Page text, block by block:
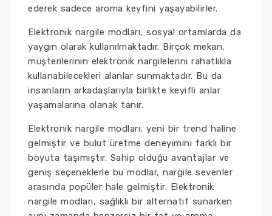
ederek sadece aroma keyfini yaşayabilirler.
Elektronik nargile modları, sosyal ortamlarda da
yaygın olarak kullanılmaktadır. Birçok mekan,
müşterilerinin elektronik nargilelerini rahatlıkla
kullanabilecekleri alanlar sunmaktadır. Bu da
insanların arkadaşlarıyla birlikte keyifli anlar
yaşamalarına olanak tanır.
Elektronik nargile modları, yeni bir trend haline
gelmiştir ve bulut üretme deneyimini farklı bir
boyuta taşımıştır. Sahip olduğu avantajlar ve
geniş seçeneklerle bu modlar, nargile sevenler
arasında popüler hale gelmiştir. Elektronik
nargile modları, sağlıklı bir alternatif sunarken